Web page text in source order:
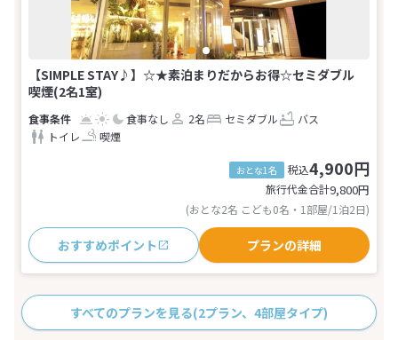
【SIMPLE STAY♪】☆★素泊まりだからお得☆セミダブル
喫煙(2名1室)
食事なし 2名 セミダブル
バス
トイレ
喫煙
おとな1名 税込4,900円
旅行代金合計9,800円
(おとな2名 こども0名・1部屋/1泊2日)
おすすめポイント プランの詳細
すべてのプランを見る(2プラン、4部屋タイプ)